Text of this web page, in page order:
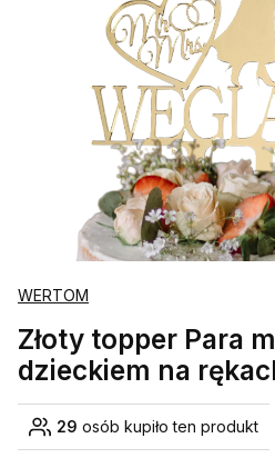
WERTOM
Złoty topper Para
dzieckiem na
29 osób kupiło ten produkt